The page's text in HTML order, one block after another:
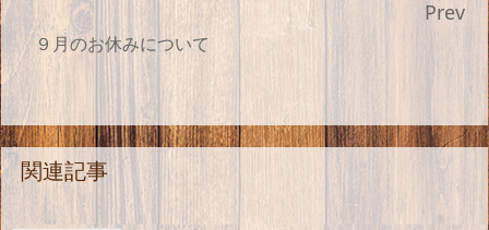
９月のお休みについて
Prev
関連記事